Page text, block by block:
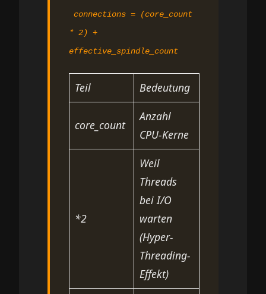
connections = (core_count
* 2) +
effective_spindle_count
Teil Bedeutung
core_count
Anzahl
CPU-Kerne
*2
Weil
Threads
bei I/O
warten
(Hyper-
Threading-
Effekt)